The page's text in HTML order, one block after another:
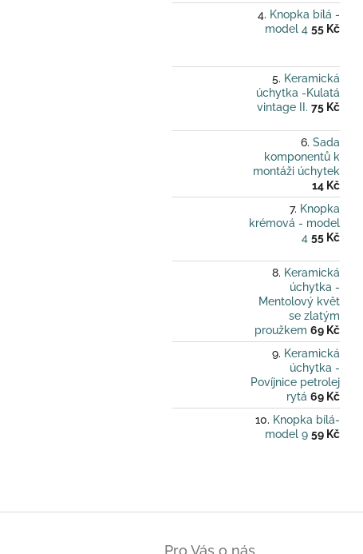
Knopka bílá -
model 4 55 Kč
Keramická
úchytka -Kulatá
vintage II. 75 Kč
Sada
komponentů k
montáži úchytek
14 Kč
Knopka
krémová - model
4 55 Kč
Keramická
úchytka -
Mentolový květ
se zlatým
proužkem 69 Kč
Keramická
úchytka -
Povíjnice petrolej
rytá 69 Kč
Knopka bílá-
model 9 59 Kč